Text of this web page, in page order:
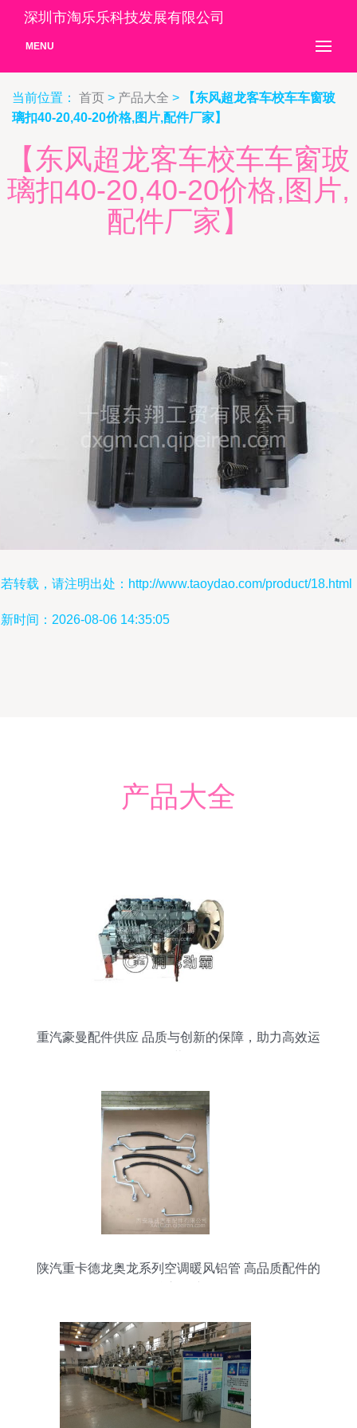
深圳市淘乐乐科技发展有限公司
MENU
当前位置： 首页 > 产品大全 >
【东风超龙客车校车车窗玻
璃扣40-20,40-20价格,图片,配件厂家】
【东风超龙客车校车车窗玻
璃扣40-20,40-20价格,图片,
配件厂家】
转载，请注明出处：http://www.taoydao.com/product/18.html
时间：2026-08-06 14:35:05
产品大全
重汽豪曼配件供应 品质与创新的保障，助力高效运
陕汽重卡德龙奥龙系列空调暖风铝管 高品质配件的